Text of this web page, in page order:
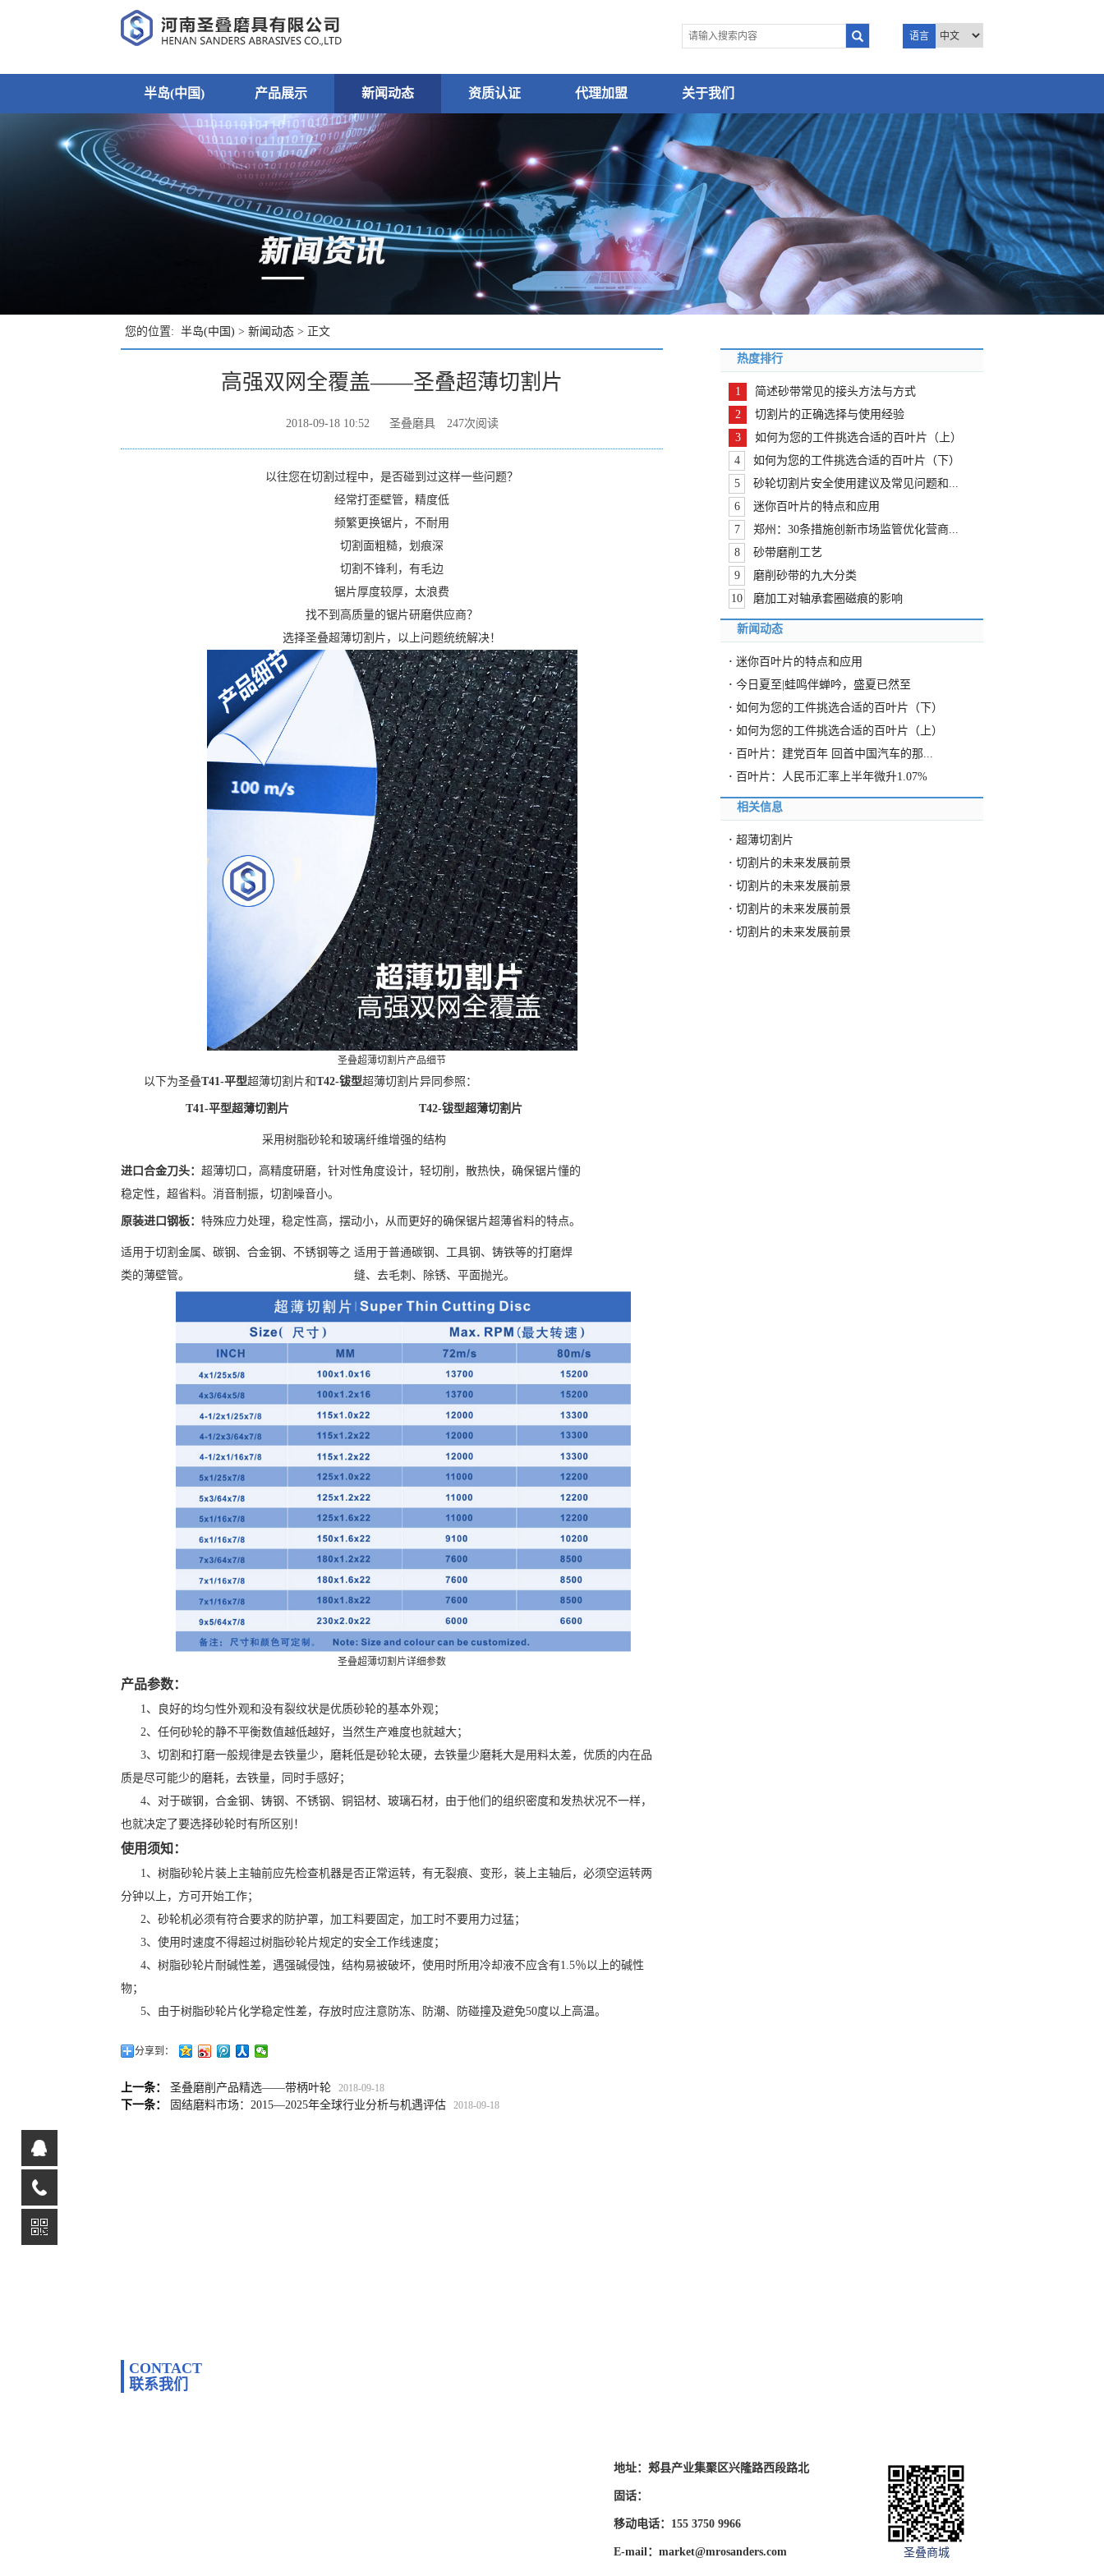
语言
半岛(中国) 产品展示 新闻动态 资质认证 代理加盟 关于我们
您的位置: 半岛(中国) > 新闻动态 > 正文
高强双网全覆盖——圣叠超薄切割片
2018-09-18 10:52 圣叠磨具 247次阅读
以往您在切割过程中，是否碰到过这样一些问题？
经常打歪壁管，精度低
频繁更换锯片，不耐用
切割面粗糙，划痕深
切割不锋利，有毛边
锯片厚度较厚，太浪费
找不到高质量的锯片研磨供应商？
选择圣叠超薄切割片，以上问题统统解决！
圣叠超薄切割片产品细节
以下为圣叠T41-平型超薄切割片和T42-钹型超薄切割片异同参照：
T41-平型超薄切割片 T42-钹型超薄切割片
采用树脂砂轮和玻璃纤维增强的结构
进口合金刀头： 超薄切口，高精度研磨，针对性角度设计，轻切削，散热快，确保锯片懂的
稳定性，超省料。消音制振，切割噪音小。
原装进口钢板： 特殊应力处理，稳定性高，摆动小，从而更好的确保锯片超薄省料的特点。
适用于切割金属、碳钢、合金钢、不锈钢等之
类的薄壁管。
适用于普通碳钢、工具钢、铸铁等的打磨焊
缝、去毛刺、除锈、平面抛光。
圣叠超薄切割片详细参数
产品参数：
1、良好的均匀性外观和没有裂纹状是优质砂轮的基本外观；
2、任何砂轮的静不平衡数值越低越好，当然生产难度也就越大；
3、切割和打磨一般规律是去铁量少，磨耗低是砂轮太硬，去铁量少磨耗大是用料太差，优质的内在品
质是尽可能少的磨耗，去铁量，同时手感好；
4、对于碳钢，合金钢、铸钢、不锈钢、铜铝材、玻璃石材，由于他们的组织密度和发热状况不一样，
也就决定了要选择砂轮时有所区别！
使用须知：
1、树脂砂轮片装上主轴前应先检查机器是否正常运转，有无裂痕、变形，装上主轴后，必须空运转两
分钟以上，方可开始工作；
2、砂轮机必须有符合要求的防护罩，加工料要固定，加工时不要用力过猛；
3、使用时速度不得超过树脂砂轮片规定的安全工作线速度；
4、树脂砂轮片耐碱性差，遇强碱侵蚀，结构易被破坏，使用时所用冷却液不应含有1.5％以上的碱性
物；
5、由于树脂砂轮片化学稳定性差，存放时应注意防冻、防潮、防碰撞及避免50度以上高温。
分享到：
上一条： 圣叠磨削产品精选——带柄叶轮 2018-09-18
下一条： 固结磨料市场：2015—2025年全球行业分析与机遇评估 2018-09-18
热度排行
1
简述砂带常见的接头方法与方式
2
切割片的正确选择与使用经验
3
如何为您的工件挑选合适的百叶片（上）
4
如何为您的工件挑选合适的百叶片（下）
5
砂轮切割片安全使用建议及常见问题和...
6
迷你百叶片的特点和应用
7
郑州：30条措施创新市场监管优化营商...
8
砂带磨削工艺
9
磨削砂带的九大分类
10
磨加工对轴承套圈磁痕的影响
新闻动态
· 迷你百叶片的特点和应用
· 今日夏至|蛙鸣伴蝉吟，盛夏已然至
· 如何为您的工件挑选合适的百叶片（下）
· 如何为您的工件挑选合适的百叶片（上）
· 百叶片：建党百年 回首中国汽车的那...
· 百叶片：人民币汇率上半年微升1.07%
相关信息
· 超薄切割片
· 切割片的未来发展前景
· 切割片的未来发展前景
· 切割片的未来发展前景
· 切割片的未来发展前景
CONTACT
联系我们
地址：郏县产业集聚区兴隆路西段路北
固话：
移动电话：155 3750 9966
E-mail：market@mrosanders.com 圣叠商城